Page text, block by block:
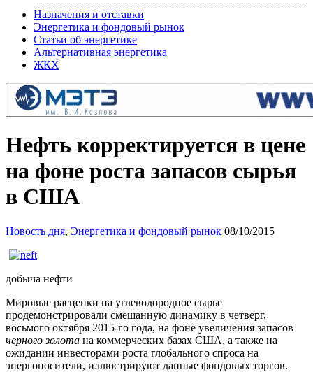
Назначения и отставки
Энергетика и фондовый рынок
Статьи об энергетике
Альтернативная энергетика
ЖКХ
Нефть корректируется в цене
на фоне роста запасов сырья
в США
Новость дня, Энергетика и фондовый рынок 08/10/2015
добыча нефти
Мировые расценки на углеводородное сырье
продемонстрировали смешанную динамику в четверг,
восьмого октября 2015-го года, на фоне увеличения запасов
черного золота на коммерческих базах США, а также на
ожидании инвесторами роста глобального спроса на
энергоносители, иллюстрируют данные фондовых торгов.